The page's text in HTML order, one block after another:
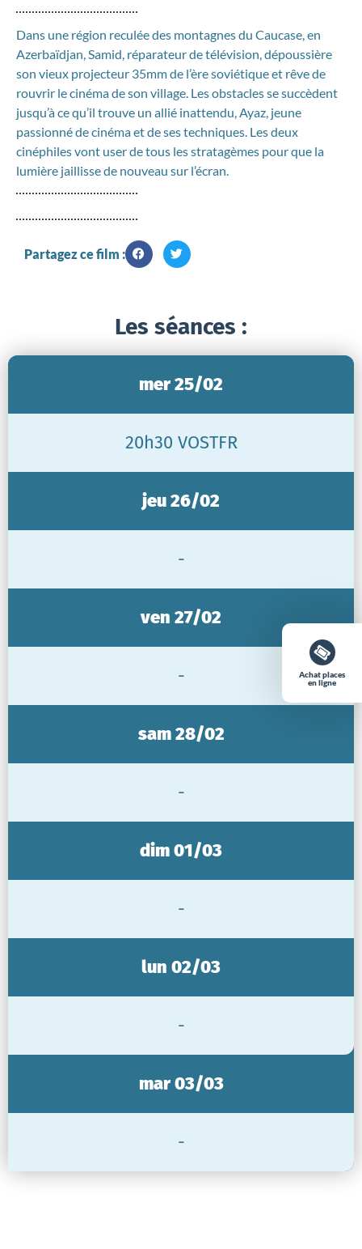
Dans une région reculée des montagnes du Caucase, en
Azerbaïdjan, Samid, réparateur de télévision, dépoussière
son vieux projecteur 35mm de l’ère soviétique et rêve de
rouvrir le cinéma de son village. Les obstacles se succèdent
jusqu’à ce qu’il trouve un allié inattendu, Ayaz, jeune
passionné de cinéma et de ses techniques. Les deux
cinéphiles vont user de tous les stratagèmes pour que la
lumière jaillisse de nouveau sur l’écran.
Partagez ce film :
Les séances :
Achat places
en ligne
mer 25/02
20h30 VOSTFR
jeu 26/02
-
ven 27/02
-
sam 28/02
-
dim 01/03
-
lun 02/03
-
mar 03/03
-